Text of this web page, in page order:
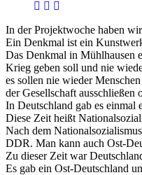
In der Projektwoche haben
Ein Denkmal ist ein
Das Denkmal in Mühlhausen
Krieg geben soll und nie
es sollen nie wieder
der Gesellschaft ausschließen
In Deutschland gab es einmal
Diese Zeit heißt
Nach dem
DDR. Man kann auch Ost-
Zu dieser Zeit war
Es gab ein Ost-Deutschland